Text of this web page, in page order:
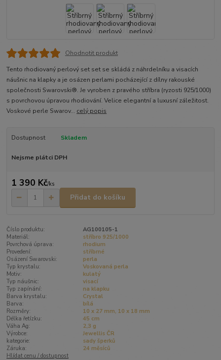
Ohodnotit produkt
Tento rhodiovaný perlový set set se skládá z náhrdelníku a visacích
náušnic na klapky a je osázen perlami pocházející z dílny rakouské
společnosti Swarovski®. Je vyroben z pravého stříbra (ryzosti 925/1000)
s povrchovou úpravou rhodiování. Velice elegantní a luxusní záležitost.
Voskové perle Swarov... celý popis
Dostupnost Skladem
Nejsme plátci DPH
1 390 Kč/ks
Přidat do košíku
Číslo produktu:
AG100105-1
Materiál:
stříbro 925/1000
Povrchová úprava:
rhodium
Provedení:
stříbrné
Osázení Swarovski:
perla
Typ krystalu:
Voskovaná perla
Motiv:
kulatý
Typ náušnic:
visací
Typ zapínání:
na klapku
Barva krystalu:
Crystal
Barva:
bílá
Rozměry:
10 x 27 mm, 10 x 18 mm
Délka řetízku:
45 cm
Váha Ag:
2,3 g
Výrobce:
Jewellis ČR
kategorie:
sady šperků
Záruka:
24 měsíců
Hlídat cenu / dostupnost